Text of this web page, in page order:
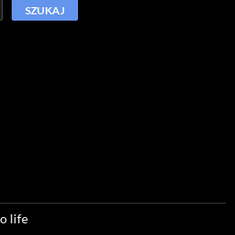
SZUKAJ
channel/
life